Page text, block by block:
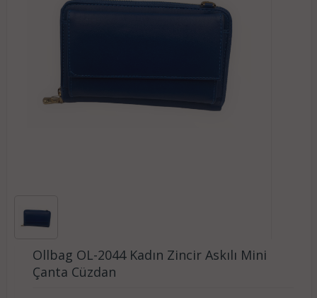
Ollbag OL-2044 Kadın Zincir Askılı Mini
Çanta Cüzdan